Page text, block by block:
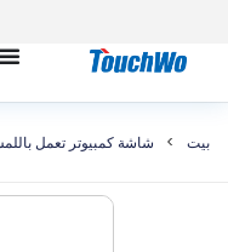
بيت > شاشة كمبيوتر تعمل